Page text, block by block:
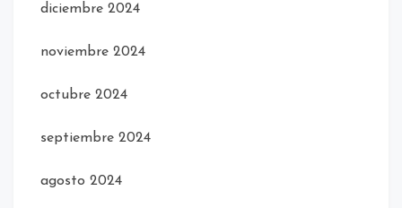
diciembre 2024
noviembre 2024
octubre 2024
septiembre 2024
agosto 2024